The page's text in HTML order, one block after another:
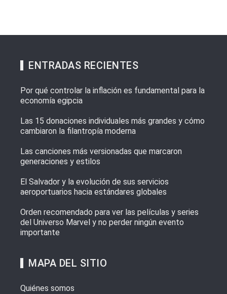
ENTRADAS RECIENTES
Por qué controlar la inflación es fundamental para la
economía egipcia
Las 15 donaciones individuales más grandes y cómo
cambiaron la filantropía moderna
Las canciones más versionadas que marcaron
generaciones y estilos
El Salvador y la evolución de sus servicios
aeroportuarios hacia estándares globales
Orden recomendado para ver las películas y series
del Universo Marvel y no perder ningún evento
importante
MAPA DEL SITIO
Quiénes somos